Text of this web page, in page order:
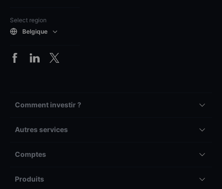
Select region
Belgique
Comment investir ?
Autres services
Comptes
Produits